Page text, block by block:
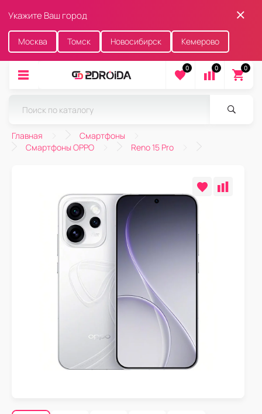
Укажите Ваш город
Москва Томск Новосибирск Кемерово
0 0 0
Главная
Смартфоны
Смартфоны OPPO
Reno 15 Pro